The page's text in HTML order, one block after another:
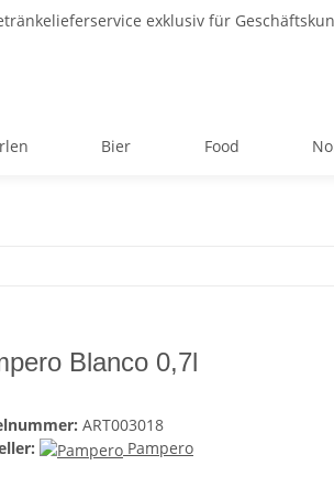
exklusiv für
Bier Food
Blanco 0,7l
ART003018
Pampero